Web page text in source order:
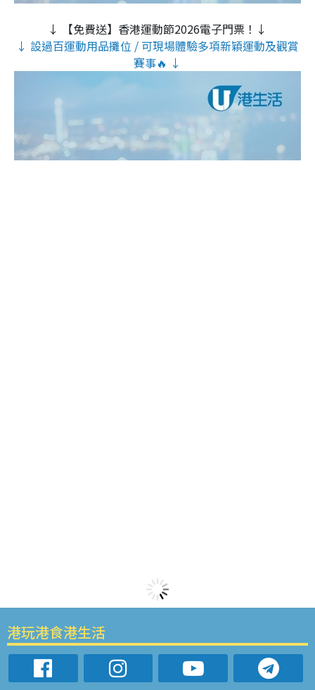
↓ 【免費送】香港運動節2026電子門票！↓
↓ 設過百運動用品攤位 / 可現場體驗多項新穎運動及觀賞
賽事🔥 ↓
港玩港食港生活